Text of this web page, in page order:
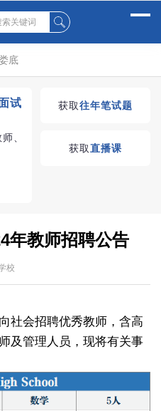
底
试
、
湖南教师招聘考试优
获取往年笔试题
获取直播课
年教师招聘公告
校
社会招聘优秀教师，含高
及管理人员，现将有关事